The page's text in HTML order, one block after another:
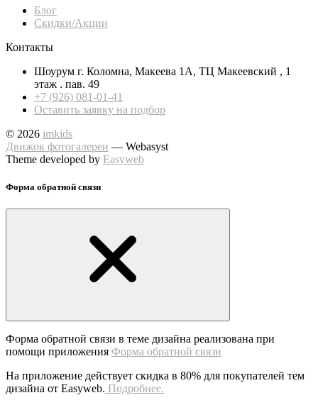
Блог
Скидки/Акции
Контакты
Шоурум г. Коломна, Макеева 1А, ТЦ Макеевский , 1
этаж . пав. 49
+7 (926) 081-01-41
Оставить заявку на подбор
© 2026 imkids
Движок фотогалереи — Webasyst
Theme developed by Easyweb
Форма обратной связи
Форма обратной связи в теме дизайна реализована при
помощи приложения Форма обратной связи
На приложение действует скидка в 80% для покупателей тем
дизайна от Easyweb. Подробнее.